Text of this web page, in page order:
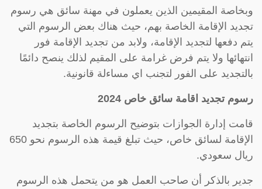
وبخاصة المقيمين الذين يعملون في مهنة سائق هي رسوم
تجديد الإقامة الخاصة بهم، حيث هناك بعض الرسوم التي
يتم دفعها لتجديد الإقامة، ولابد من تجديد الإقامة فور
انتهائها ولا يتم فرض غرامة على المقيم لذلك ينصح دائمًا
بالتجديد على الفور لتجنب اي مساءلة قانونية.
رسوم تجديد اقامة سائق خاص 2024
قامت إدارة الجوازات بتوضيح الرسوم الخاصة بتجديد
الإقامة لسائق خاص، حيث تبلغ قيمة هذه الرسوم نحو 650
ريال سعودي.
جدير بالذكر أن صاحب العمل هو من يتحمل هذه الرسوم